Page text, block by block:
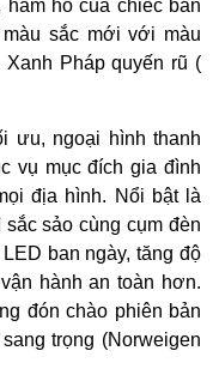
hố của chiếc bán
sắc mới với màu
Pháp quyến rũ (
ưu, ngoại hình thanh
vụ mục đích gia đình
địa hình. Nổi bật là
sảo cùng cụm đèn
ban ngày, tăng độ
hành an toàn hơn.
đón chào phiên bản
trọng (Norweigen